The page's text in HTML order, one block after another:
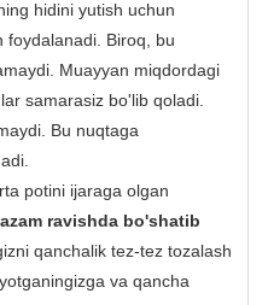
hidini yutish uchun
foydalanadi. Biroq, bu
Muayyan miqdordagi
samarasiz bo'lib qoladi.
Bu nuqtaga
potini ijaraga olgan
ravishda bo'shatib
qanchalik tez-tez tozalash
va qancha